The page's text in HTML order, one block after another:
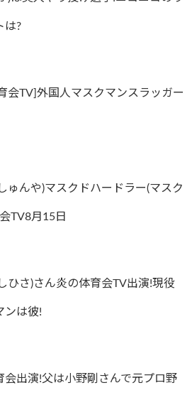
は?
会TV]外国人マスクマンスラッガー
ゅんや)マスクドハードラー(マスク
TV8月15日
ひさ)さん炎の体育会TV出演!現役
ンは彼!
会出演!父は小野剛さんで元プロ野